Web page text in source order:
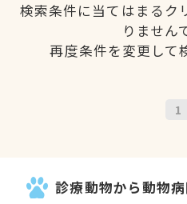
検索条件に当てはまるク
りません
再度条件を変更して
1
診療動物から動物